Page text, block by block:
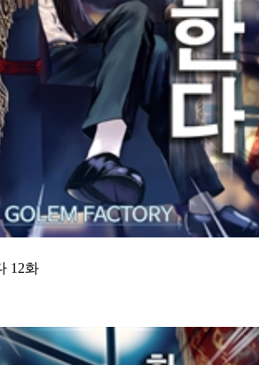
12화